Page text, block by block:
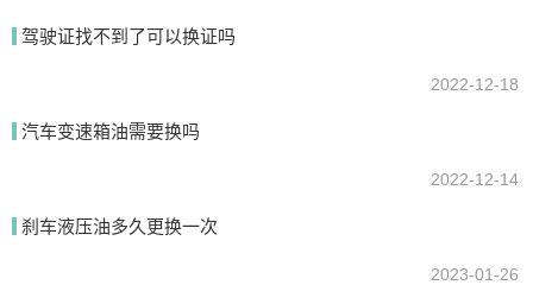
驾驶证找不到了可以换证吗
2022-12-18
汽车变速箱油需要换吗
2022-12-14
刹车液压油多久更换一次
2023-01-26